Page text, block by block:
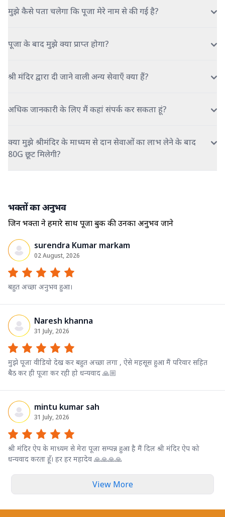
मुझे कैसे पता चलेगा कि पूजा मेरे नाम से की गई है?
पूजा के बाद मुझे क्या प्राप्त होगा?
श्री मंदिर द्वारा दी जाने वाली अन्य सेवाएँ क्या हैं?
अधिक जानकारी के लिए मैं कहां संपर्क कर सकता हूं?
क्या मुझे श्रीमंदिर के माध्यम से दान सेवाओं का लाभ लेने के बाद
80G छूट मिलेगी?
भक्तों का अनुभव
जिन भक्तों ने हमारे साथ पूजा बुक की उनका अनुभव जाने
surendra Kumar markam
02 August, 2026
बहुत अच्छा अनुभव हुआ।
Naresh khanna
31 July, 2026
मुझे पूजा वीडियो देख कर बहुत अच्छा लगा , ऐसे महसूस हुआ मैं परिवार सहित
बैठ कर ही पूजा कर रही हो धन्यवाद 🙏🏼
mintu kumar sah
31 July, 2026
श्री मंदिर ऐप के माध्यम से मेरा पूजा सम्पन्न हुआ है मैं दिल श्री मंदिर ऐप को
धन्यवाद करता हूँ। हर हर महादेव 🙏🙏🙏🙏
View More